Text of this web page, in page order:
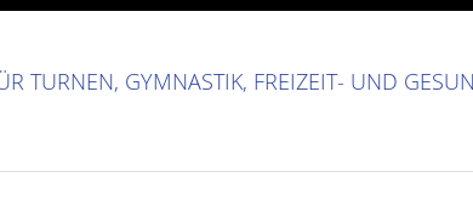
TURNEN, GYMNASTIK, FREIZEIT- UND